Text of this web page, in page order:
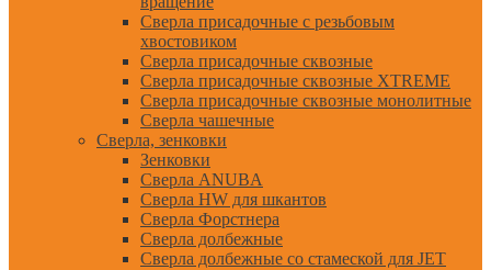
Сверла присадочные с резьбовым
хвостовиком
Сверла присадочные сквозные
Сверла присадочные сквозные XTREME
Сверла присадочные сквозные монолитные
Сверла чашечные
Сверла, зенковки
Зенковки
Сверла ANUBA
Сверла HW для шкантов
Сверла Форстнера
Сверла долбежные
Сверла долбежные со стамеской для JET